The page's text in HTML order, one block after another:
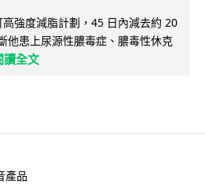
強度減脂計劃，45 日內減去約 20
他患上尿源性膿毒症、膿毒性休克
讀全文
產品